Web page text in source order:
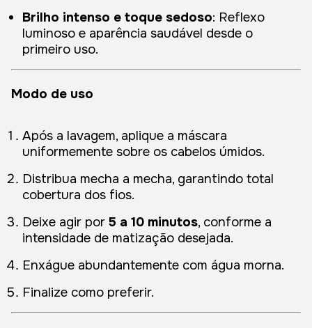
Brilho intenso e toque sedoso: Reflexo
luminoso e aparência saudável desde o
primeiro uso.
Modo de uso
Após a lavagem, aplique a máscara
uniformemente sobre os cabelos úmidos.
Distribua mecha a mecha, garantindo total
cobertura dos fios.
Deixe agir por 5 a 10 minutos, conforme a
intensidade de matização desejada.
Enxágue abundantemente com água morna.
Finalize como preferir.